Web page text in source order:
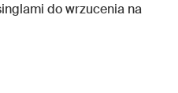
do wrzucenia na